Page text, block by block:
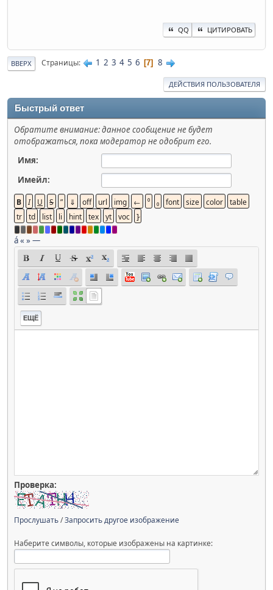
QQ ЦИТИРОВАТЬ
ВВЕРХ Страницы 1 2 3 4 5 6 7 8
ДЕЙСТВИЯ ПОЛЬЗОВАТЕЛЯ
Быстрый ответ
Обратите внимание: данное сообщение не будет
отображаться, пока модератор не одобрит его.
Имя:
Имейл:
á« »—
ЕЩЁ
Проверка:
Прослушать/Запросить другое изображение
Наберите символы, которые изображены на картинке: